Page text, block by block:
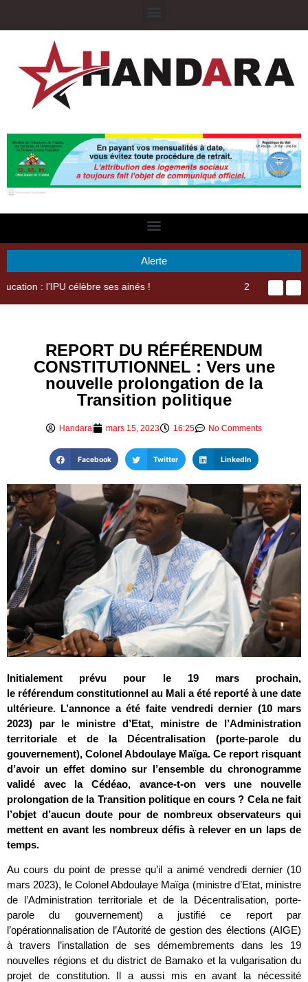
Alerte
29ème Assemblée Générale Ordinaire de l’Union Nyèsigiso : L’encours total des dépôts des membres passé de 18 milliards en 2024 à 21 milliards en 2025
REPORT DU RÉFÉRENDUM
CONSTITUTIONNEL : Vers une
nouvelle prolongation de la
Transition politique
Handara mars 15, 2023 16:25 No Comments
Facebook Twitter LinkedIn
Initialement prévu pour le 19 mars prochain,
le référendum constitutionnel au Mali a été reporté à une date
ultérieure. L’annonce a été faite vendredi dernier (10 mars
2023) par le ministre d’Etat, ministre de l’Administration
territoriale et de la Décentralisation (porte-parole du
gouvernement), Colonel Abdoulaye Maïga. Ce report risquant
d’avoir un effet domino sur l’ensemble du chronogramme
validé avec la Cédéao, avance-t-on vers une nouvelle
prolongation de la Transition politique en cours ? Cela ne fait
l’objet d’aucun doute pour de nombreux observateurs qui
mettent en avant les nombreux défis à relever en un laps de
temps.
Au cours du point de presse qu’il a animé vendredi dernier (10
mars 2023), le Colonel Abdoulaye Maïga (ministre d’Etat, ministre
de l’Administration territoriale et de la Décentralisation, porte-
parole du gouvernement) a justifié ce report par
l’opérationnalisation de l’Autorité de gestion des élections (AIGE)
à travers l’installation de ses démembrements dans les 19
nouvelles régions et du district de Bamako et la vulgarisation du
projet de constitution. Il a aussi mis en avant la nécessité